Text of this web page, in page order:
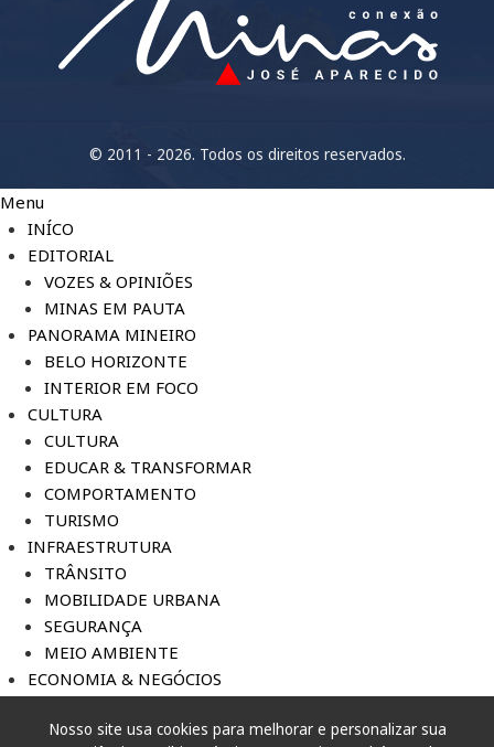
Nosso site usa cookies para melhorar e personalizar sua
© 2011 - 2026. Todos os direitos reservados.
Menu
INÍCO
EDITORIAL
VOZES & OPINIÕES
MINAS EM PAUTA
PANORAMA MINEIRO
BELO HORIZONTE
INTERIOR EM FOCO
CULTURA
CULTURA
EDUCAR & TRANSFORMAR
COMPORTAMENTO
TURISMO
INFRAESTRUTURA
TRÂNSITO
MOBILIDADE URBANA
SEGURANÇA
MEIO AMBIENTE
ECONOMIA & NEGÓCIOS
INDÚSTRIA